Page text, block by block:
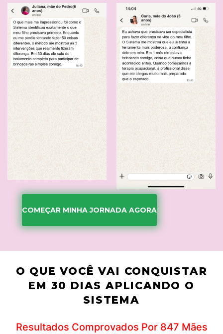
COMEÇAR MINHA JORNADA AGORA
O QUE VOCÊ VAI CONQUISTAR
EM 30 DIAS APLICANDO O
SISTEMA
Resultados Comprovados Por 847 Mães